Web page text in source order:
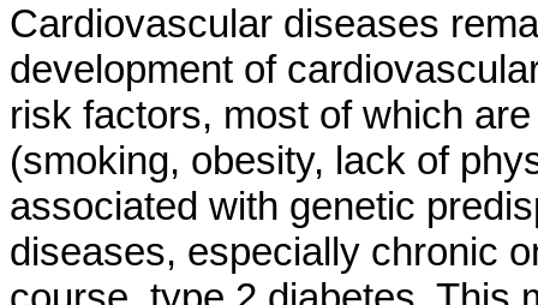
Cardiovascular diseases
development of
risk factors, most of which
(smoking, obesity, lack of
associated with genetic
diseases, especially chronic